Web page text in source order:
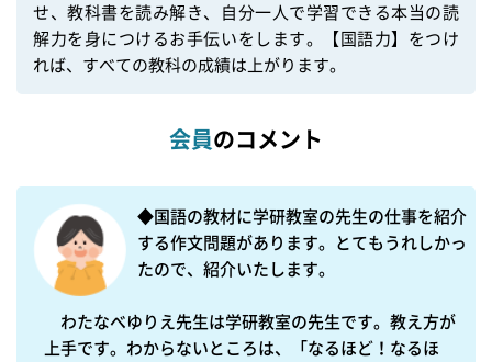
せ、教科書を読み解き、自分一人で学習できる本当の読
解力を身につけるお手伝いをします。【国語力】をつけ
れば、すべての教科の成績は上がります。
会員のコメント
◆国語の教材に学研教室の先生の仕事を紹介
する作文問題があります。とてもうれしかっ
たので、紹介いたします。
わたなべゆりえ先生は学研教室の先生です。教え方が
上手です。わからないところは、「なるほど！なるほ